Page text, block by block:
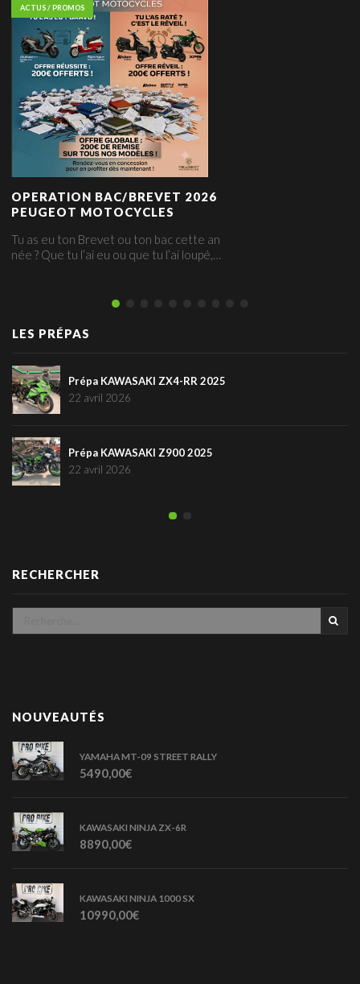
ACTUS / PROMOS
OPERATION BAC/BREVET 2026
PEUGEOT MOTOCYCLES
Tu as eu ton Brevet ou ton bac cette an
née ? Que tu l’ai eu ou que tu l’ai loupé,…
LES PRÉPAS
Prépa KAWASAKI ZX4-RR 2025
22 avril 2026
Prépa KAWASAKI Z900 2025
22 avril 2026
RECHERCHER
NOUVEAUTÉS
YAMAHA MT-09 STREET RALLY
5490,00€
KAWASAKI NINJA ZX-6R
8890,00€
KAWASAKI NINJA 1000 SX
10990,00€